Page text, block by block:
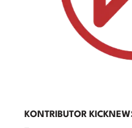
KONTRIBUTOR